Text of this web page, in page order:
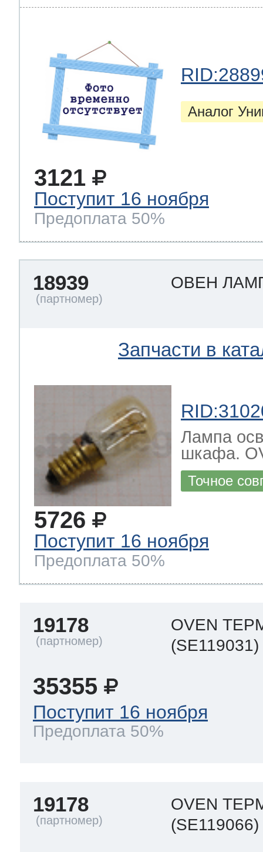
Аналог
3121
Поступит 16 ноября
Предоплата 50%
18939 ОВЕН
Запчасти в
Лампа
шкафа.
Точное
5726
Поступит 16 ноября
Предоплата 50%
19178
OVEN
(SE119031)
35355
Поступит 16 ноября
Предоплата 50%
19178
OVEN
(SE119066)